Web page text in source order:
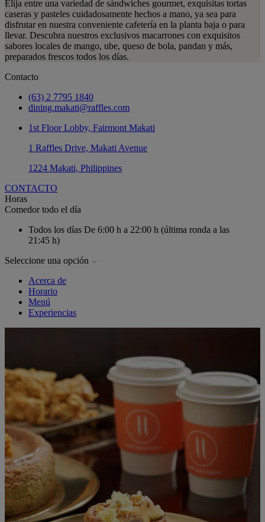
Elija entre una variedad de sándwiches gourmet, exquisitas tortas
caseras y pasteles cuidadosamente hechos a mano, ya sea para
disfrutar en nuestra conveniente cafetería en la planta baja o para
llevar. Descubra nuestros exclusivos macarrones con exquisitos
sabores locales de mango, ube, queso de bola, pandan y más,
preparados frescos todos los días.
Contacto
(63) 2 7795 1840
dining.makati@raffles.com
1st Floor Lobby, Fairmont Makati
1 Raffles Drive, Makati Avenue
1224 Makati, Philippines
CONTACTO
Horas
Comedor todo el día
Todos los días De 6:00 h a 22:00 h (última ronda a las
21:45 h)
Seleccione una opción
Acerca de
Horario
Menú
Experiencias